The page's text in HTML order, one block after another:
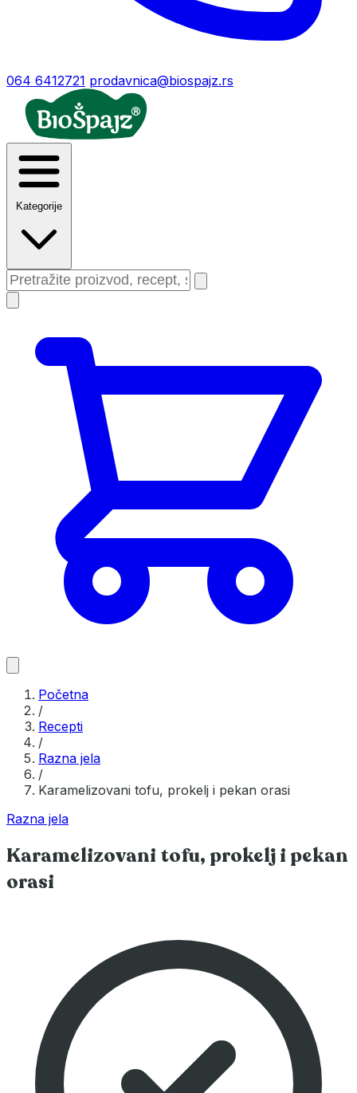
064 6412721 prodavnica@biospajz.rs
Kategorije
Početna
/
Recepti
/
Razna jela
/
Karamelizovani tofu, prokelj i pekan orasi
Razna jela
Karamelizovani tofu, prokelj i pekan
orasi